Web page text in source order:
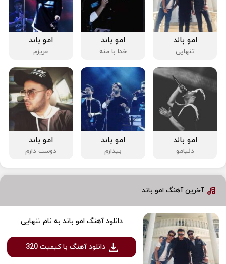
امو باند
تنهایی
امو باند
خدا با منه
امو باند
عزیزم
امو باند
دنیامو
امو باند
بیدارم
امو باند
دوست دارم
آخرین آهنگ امو باند
دانلود آهنگ امو باند به نام تنهایی
دانلود آهنگ با کیفیت 320